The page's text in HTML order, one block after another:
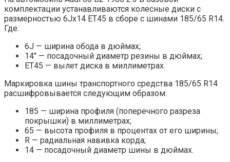
комплектации устанавливаются колесные диски с
размерностью 6Jx14 ET45 в сборе с шинами 185/65 R14.
Где:
6J — ширина обода в дюймах;
14″ — посадочный диаметр резины в дюймах;
ET45 — вылет диска в миллиметрах.
Маркировка шины транспортного средства 185/65 R14
расшифровывается следующим образом:
185 — ширина профиля (поперечного разреза
покрышки) в миллиметрах;
65 — высота профиля в процентах от его ширины;
R — радиальная навивка корда;
14 — посадочный диаметр шины в дюймах.